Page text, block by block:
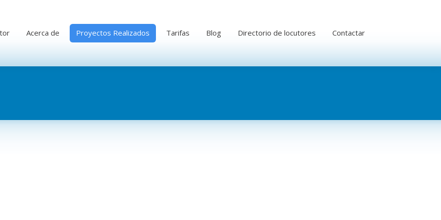
Acerca de Proyectos Realizados Tarifas Blog Directorio de locutores Contactar